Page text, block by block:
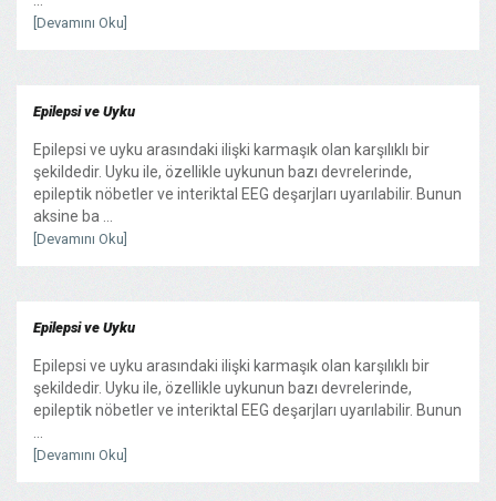
[Devamını Oku]
Epilepsi ve Uyku
Epilepsi ve uyku arasındaki ilişki karmaşık olan karşılıklı bir
şekildedir. Uyku ile, özellikle uykunun bazı devrelerinde,
epileptik nöbetler ve interiktal EEG deşarjları uyarılabilir. Bunun
aksine ba ...
[Devamını Oku]
Epilepsi ve Uyku
Epilepsi ve uyku arasındaki ilişki karmaşık olan karşılıklı bir
şekildedir. Uyku ile, özellikle uykunun bazı devrelerinde,
epileptik nöbetler ve interiktal EEG deşarjları uyarılabilir. Bunun
[Devamını Oku]